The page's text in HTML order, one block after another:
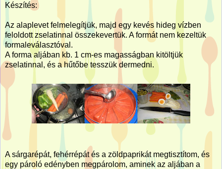
Készítés:
Az alaplevet felmelegítjük, majd egy kevés hideg vízben
feloldott zselatinnal összekevertük. A formát nem kezeltük
formaleválasztóval.
A forma aljában kb. 1 cm-es magasságban kitöltjük
zselatinnal, és a hűtőbe tesszük dermedni.
A sárgarépát, fehérrépát és a zöldpaprikát megtisztítom, és
egy pároló edényben megpárolom, aminek az aljában a